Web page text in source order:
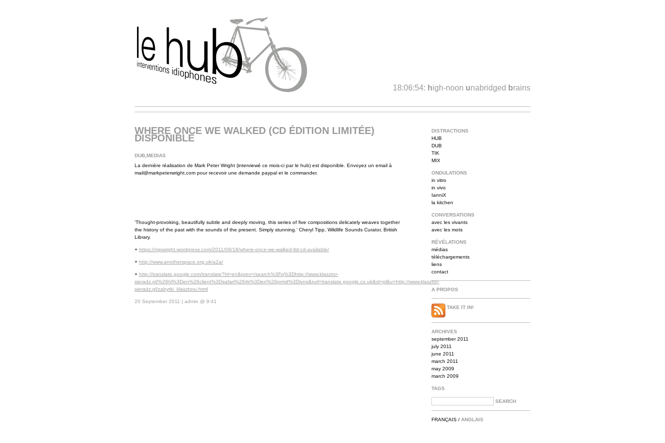
18:06:54: high-noon unabridged brains
WHERE ONCE WE WALKED (CD ÉDITION LIMITÉE)
DISPONIBLE
DUB MEDIAS
La dernière réalisation de Mark Peter Wright (interviewé ce mois-ci par le hub) est disponible. Envoyez un email à
mail@markpeterwright.com pour recevoir une demande paypal et le commander.
‘Thought-provoking, beautifully subtle and deeply moving, this series of five compositions delicately weaves together
the history of the past with the sounds of the present. Simply stunning.’ Cheryl Tipp, Wildlife Sounds Curator, British
Library.
+ https://mpwright.wordpress.com/2011/09/18/where-once-we-walked-ltd-cd-available/
+ http://www.anotherspace.org.uk/a2a/
+ http://translate.google.com/translate?hl=en&prev=/search%3Fq%3Dhttp://www.klasztor-
sieradz.pl/%26hl%3Den%26client%3Dsafari%26rls%3Den%26prmd%3Divns&rurl=translate.google.co.uk&sl=pl&u=http://www.klasztor-
sieradz.pl/zabytki_klasztoru.html
20 September 2011 | admin @ 9:41
DISTRACTIONS
HUB
DUB
TIK
MIX
ONDULATIONS
in vitro
in vivo
IanniX
la kitchen
CONVERSATIONS
avec les vivants
avec les mots
RÉVÉLATIONS
médias
téléchargements
liens
contact
A PROPOS
TAKE IT IN!
ARCHIVES
september 2011
july 2011
june 2011
march 2011
may 2009
march 2009
TAGS
FRANÇAIS / ANGLAIS